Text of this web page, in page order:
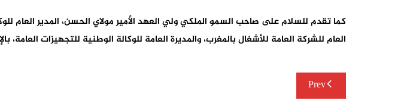
كما تقدم للسلام على صاحب السمو الملكي ولي العهد الأمير مولاي الحسن، المدير العام
العام للشركة العامة للأشغال بالمغرب، والمديرة العامة للوكالة الوطنية للتجهيزات
تصفّحPrev